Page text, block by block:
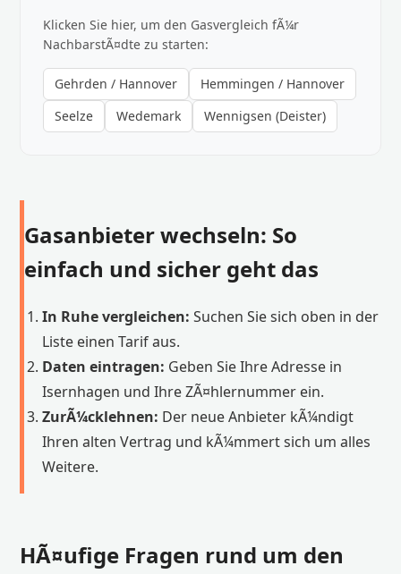
Klicken Sie hier, um den Gasvergleich fÃ¼r
NachbarstÃ¤dte zu starten:
Gehrden / Hannover
Hemmingen / Hannover
Seelze
Wedemark Wennigsen (Deister)
Gasanbieter wechseln: So
einfach und sicher geht das
In Ruhe vergleichen: Suchen Sie sich oben in der
Liste einen Tarif aus.
Daten eintragen: Geben Sie Ihre Adresse in
Isernhagen und Ihre ZÃ¤hlernummer ein.
ZurÃ¼cklehnen: Der neue Anbieter kÃ¼ndigt
Ihren alten Vertrag und kÃ¼mmert sich um alles
Weitere.
HÃ¤ufige Fragen rund um den